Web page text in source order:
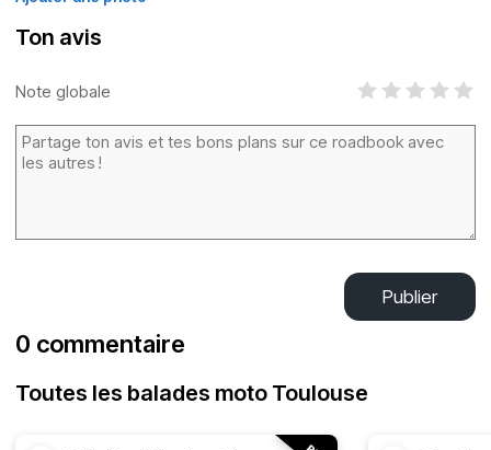
Ton avis
Note globale
Publier
0 commentaire
Toutes les balades moto Toulouse